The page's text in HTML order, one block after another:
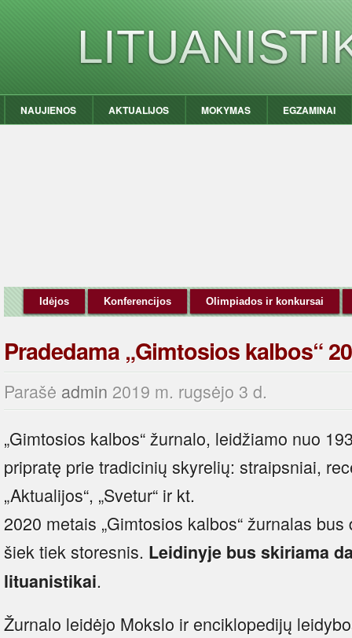
NAUJIENOS AKTUALIJOS MOKYMAS EGZAMINAI
Idėjos Konferencijos Olimpiados ir konkursai
Pradedama „Gimtosios kalbos“
Parašė admin 2019 m. rugsėjo 3 d.
„Gimtosios kalbos“ žurnalo, leidžiamo nuo
pripratę prie tradicinių skyrelių: straipsniai,
„Aktualijos“, „Svetur“ ir kt.
2020 metais „Gimtosios kalbos“ žurnalas
šiek tiek storesnis. Leidinyje bus skiriama
lituanistikai.
Žurnalo leidėjo Mokslo ir enciklopedijų